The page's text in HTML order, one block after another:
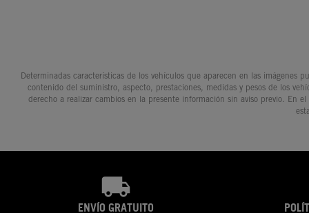
Determinadas características de los vehículos que aparecen en las imágenes
contenido del suministro, aspecto, prestaciones, medidas y pesos de los
derecho a realizar cambios en la presente información sin aviso previo. En